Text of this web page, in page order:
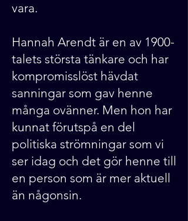
vara.
Hannah Arendt är en av 1900-
talets största tänkare och har
kompromisslöst hävdat
sanningar som gav henne
många ovänner. Men hon har
kunnat förutspå en del
politiska strömningar som vi
ser idag och det gör henne till
en person som är mer aktuell
än någonsin.